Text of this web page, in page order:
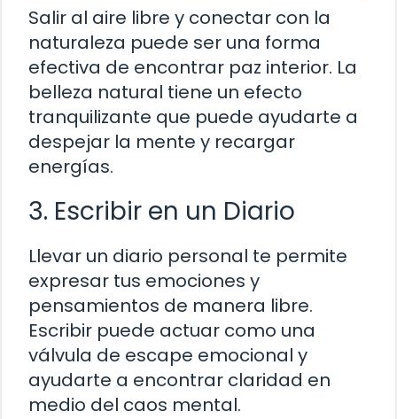
Salir al aire libre y conectar con la
naturaleza puede ser una forma
efectiva de encontrar paz interior. La
belleza natural tiene un efecto
tranquilizante que puede ayudarte a
despejar la mente y recargar
energías.
3. Escribir en un Diario
Llevar un diario personal te permite
expresar tus emociones y
pensamientos de manera libre.
Escribir puede actuar como una
válvula de escape emocional y
ayudarte a encontrar claridad en
medio del caos mental.